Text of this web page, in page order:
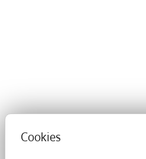
Cookies